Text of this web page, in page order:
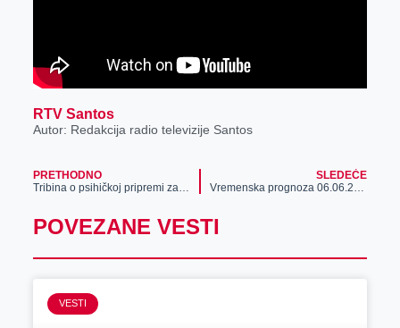
RTV Santos
Autor: Redakcija radio televizije Santos
PRETHODNO
SLEDEĆE
POVEZANE VESTI
VESTI